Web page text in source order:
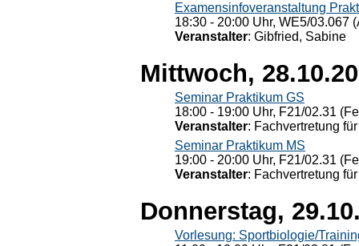
Examensinfoveranstaltung
18:30 - 20:00 Uhr, WE5/03.067
Veranstalter: Gibfried, Sabine
Mittwoch,
Seminar Praktikum GS
18:00 - 19:00 Uhr, F21/02.31
Veranstalter: Fachvertretung
Seminar Praktikum MS
19:00 - 20:00 Uhr, F21/02.31
Veranstalter: Fachvertretung
Donnerstag,
Vorlesung: Sportbiologie/